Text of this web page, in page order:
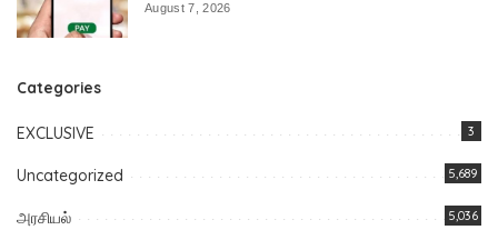
August 7, 2026
Categories
EXCLUSIVE 3
Uncategorized 5,689
அரசியல் 5,036